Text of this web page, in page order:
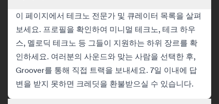
이 페이지에서 테크노 전문가 및 큐레이터 목록을 살펴
보세요. 프로필을 확인하여 미니멀 테크노, 테크 하우
스, 멜로딕 테크노 등 그들이 지원하는 하위 장르를 확
인하세요. 여러분의 사운드와 맞는 사람을 선택한 후,
Groover를 통해 직접 트랙을 보내세요. 7일 이내에 답
변을 받지 못하면 크레딧을 환불받으실 수 있습니다.